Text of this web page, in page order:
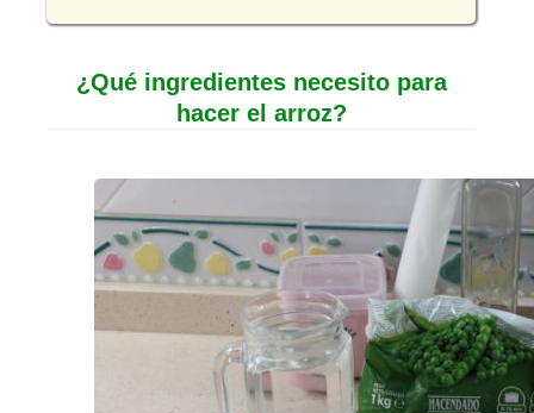
¿Qué ingredientes necesito para
hacer el arroz?